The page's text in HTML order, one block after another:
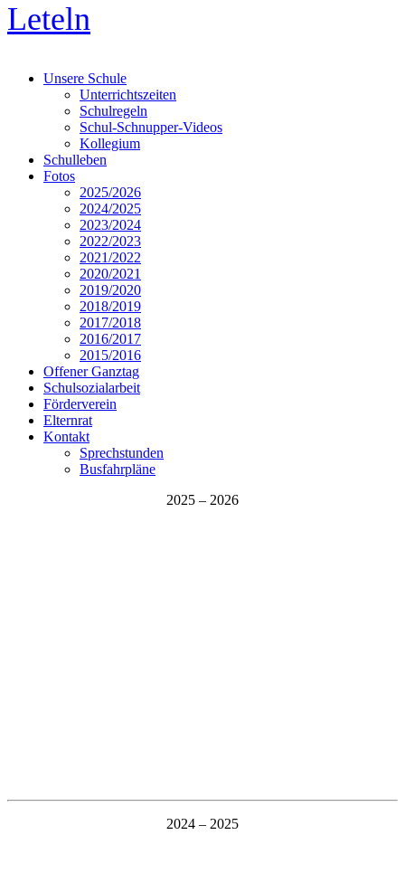
Leteln
Unsere Schule
Unterrichtszeiten
Schulregeln
Schul-Schnupper-Videos
Kollegium
Schulleben
Fotos
2025/2026
2024/2025
2023/2024
2022/2023
2021/2022
2020/2021
2019/2020
2018/2019
2017/2018
2016/2017
2015/2016
Offener Ganztag
Schulsozialarbeit
Förderverein
Elternrat
Kontakt
Sprechstunden
Busfahrpläne
2025 – 2026
2024 – 2025